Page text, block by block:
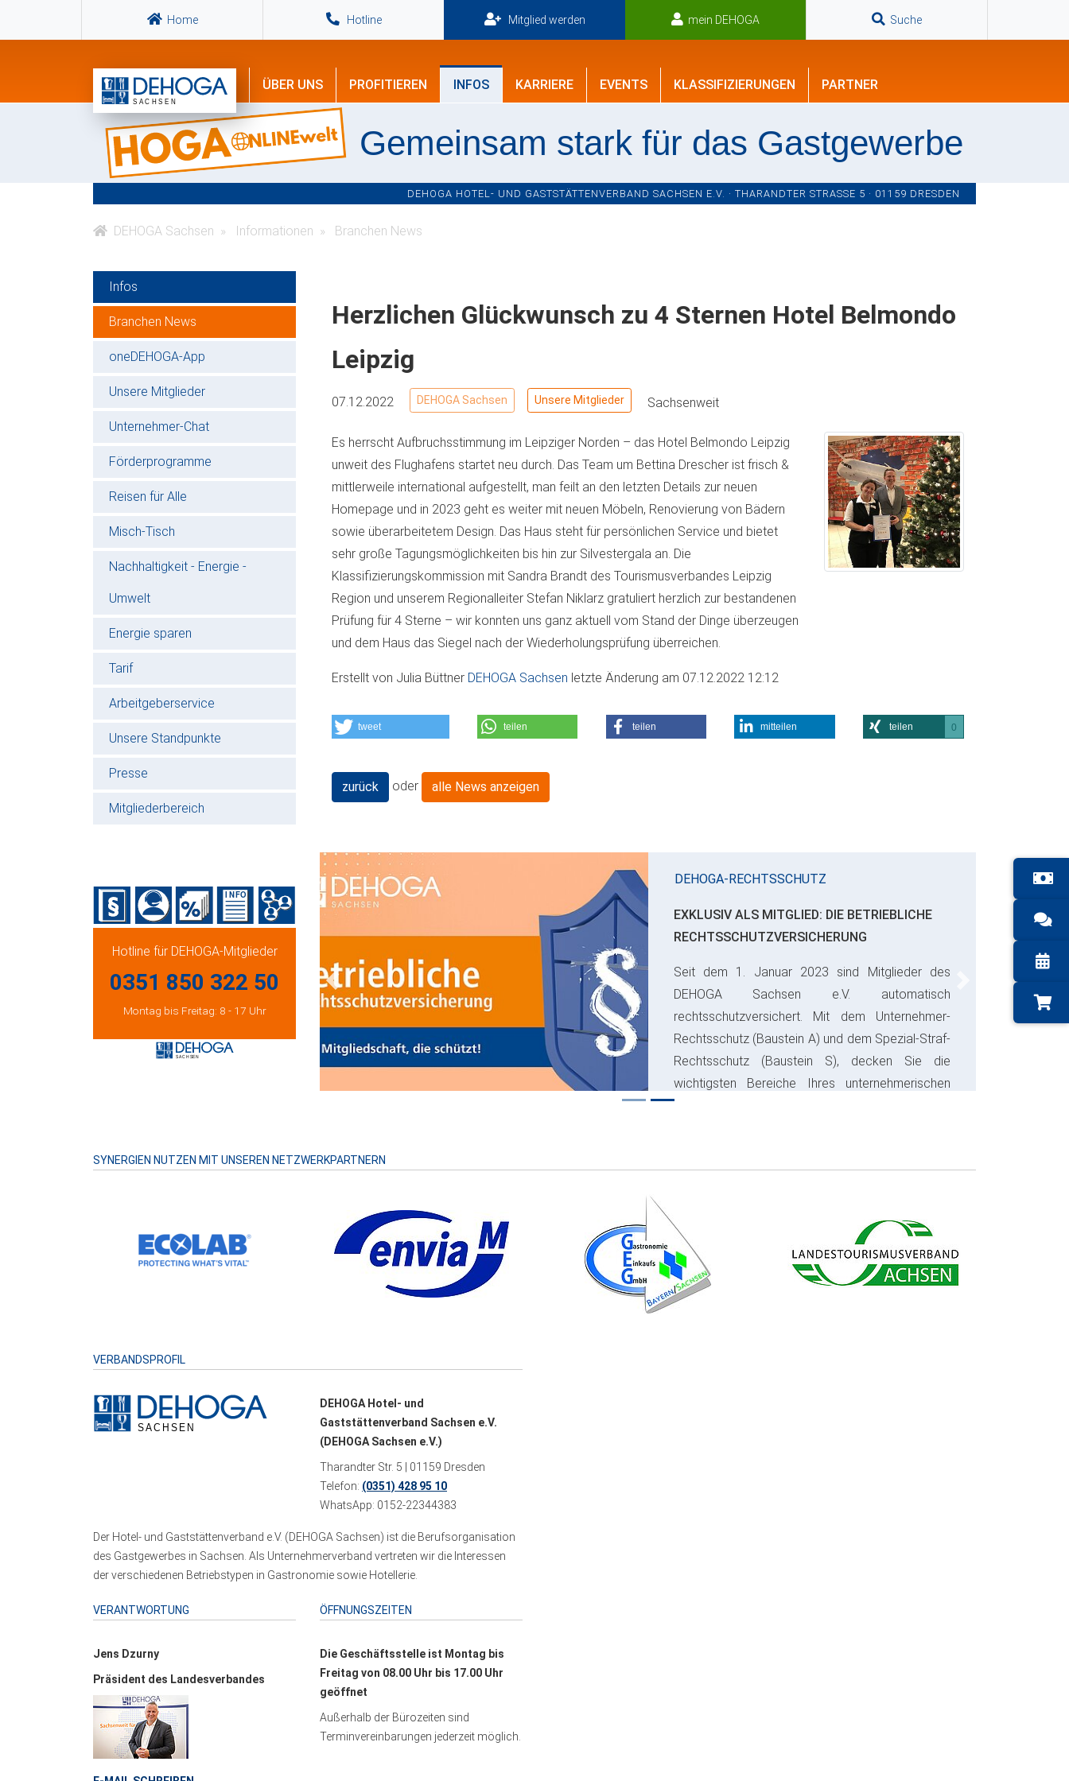
Home Hotline Mitglied werden mein DEHOGA Suche
ÜBER UNS PROFITIEREN INFOS KARRIERE EVENTS KLASSIFIZIERUNGEN PARTNER
Gemeinsam stark für das Gastgewerbe
DEHOGA HOTEL- UND GASTSTÄTTENVERBAND SACHSEN E.V. · THARANDTER STRASSE 5 · 01159 DRESDEN
DEHOGA Sachsen Informationen Branchen News
Infos
Branchen News
oneDEHOGA-App
Unsere Mitglieder
Unternehmer-Chat
Förderprogramme
Reisen für Alle
Misch-Tisch
Nachhaltigkeit - Energie -
Umwelt
Energie sparen
Tarif
Arbeitgeberservice
Unsere Standpunkte
Presse
Mitgliederbereich
Hotline für DEHOGA-Mitglieder
0351 850 322 50
Montag bis Freitag: 8 - 17 Uhr
Herzlichen Glückwunsch zu 4 Sternen Hotel Belmondo
Leipzig
07.12.2022 DEHOGA Sachsen Unsere Mitglieder Sachsenweit
Es herrscht Aufbruchsstimmung im Leipziger Norden – das Hotel Belmondo Leipzig
unweit des Flughafens startet neu durch. Das Team um Bettina Drescher ist frisch &
mittlerweile international aufgestellt, man feilt an den letzten Details zur neuen
Homepage und in 2023 geht es weiter mit neuen Möbeln, Renovierung von Bädern
sowie überarbeitetem Design. Das Haus steht für persönlichen Service und bietet
sehr große Tagungsmöglichkeiten bis hin zur Silvestergala an. Die
Klassifizierungskommission mit Sandra Brandt des Tourismusverbandes Leipzig
Region und unserem Regionalleiter Stefan Niklarz gratuliert herzlich zur bestandenen
Prüfung für 4 Sterne – wir konnten uns ganz aktuell vom Stand der Dinge überzeugen
und dem Haus das Siegel nach der Wiederholungsprüfung überreichen.
Erstellt von Julia Büttner DEHOGA Sachsen letzte Änderung am 07.12.2022 12:12
tweet teilen teilen mitteilen teilen 0
zurück oder alle News anzeigen
DEHOGA-RECHTSSCHUTZ
EXKLUSIV ALS MITGLIED: DIE BETRIEBLICHE
RECHTSSCHUTZVERSICHERUNG
Seit dem 1. Januar 2023 sind Mitglieder des
DEHOGA Sachsen e.V. automatisch
rechtsschutzversichert. Mit dem Unternehmer-
Rechtsschutz (Baustein A) und dem Spezial-Straf-
Rechtsschutz (Baustein S), decken Sie die
wichtigsten Bereiche Ihres unternehmerischen
Risikos ab und sparen bares Geld.
Previous
SYNERGIEN NUTZEN MIT UNSEREN NETZWERKPARTNERN
VERBANDSPROFIL
DEHOGA Hotel- und
Gaststättenverband Sachsen e.V.
(DEHOGA Sachsen e.V.)
Tharandter Str. 5 | 01159 Dresden
Telefon: (0351) 428 95 10
WhatsApp: 0152-22344383
Der Hotel- und Gaststättenverband e.V. (DEHOGA Sachsen) ist die Berufsorganisation
des Gastgewerbes in Sachsen. Als Unternehmerverband vertreten wir die Interessen
der verschiedenen Betriebstypen in Gastronomie sowie Hotellerie.
VERANTWORTUNG
Jens Dzurny
Präsident des Landesverbandes
ÖFFNUNGSZEITEN
Die Geschäftsstelle ist Montag bis
Freitag von 08.00 Uhr bis 17.00 Uhr
geöffnet
Außerhalb der Bürozeiten sind
Terminvereinbarungen jederzeit möglich.